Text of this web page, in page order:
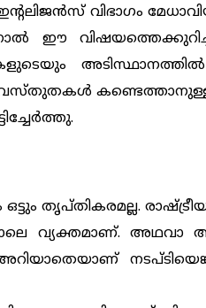
വിഭാഗം
ഈ
വസ്തുതകള്‍
തൃപ്തികരമല്ല.
വ്യക്തമാണ്‌. അഥവാ
അറിയാതെയാണ്